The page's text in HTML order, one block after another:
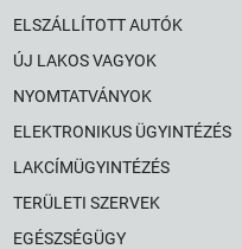
ELSZÁLLÍTOTT AUTÓK
ÚJ LAKOS VAGYOK
NYOMTATVÁNYOK
ELEKTRONIKUS ÜGYINTÉZÉS
LAKCÍMÜGYINTÉZÉS
TERÜLETI SZERVEK
EGÉSZSÉGÜGY